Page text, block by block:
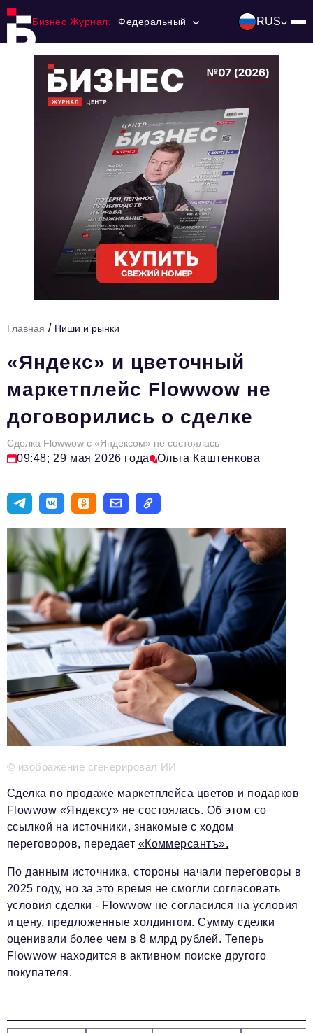
Бизнес Журнал: Федеральный RUS
Ниши и рынки
Технологии и тренды
HR
Персона номера
Юридический практикум
Стиль жизни
Импортозамещение
Эксперты
Авторские материалы
Видео
Телефон редакции: +7 495 727-01-67
Электронные почты редакции:
Информационный отдел
info@business-magazine.online
Отдел рекламы
reklama@business-magazine.online
podpiska@business-magazine.online
Отдел по работе с партнерами
partner@business-magazine.online
Главная / Ниши и рынки
«Яндекс» и цветочный
маркетплейс Flowwow не
договорились о сделке
Сделка Flowwow с «Яндексом» не состоялась
09:48; 29 мая 2026 года Ольга Каштенкова
© изображение сгенерировал ИИ
Сделка по продаже маркетплейса цветов и подарков
Flowwow «Яндексу» не состоялась. Об этом со
ссылкой на источники, знакомые с ходом
переговоров, передает «Коммерсантъ».
По данным источника, стороны начали переговоры в
2025 году, но за это время не смогли согласовать
условия сделки - Flowwow не согласился на условия
и цену, предложенные холдингом. Сумму сделки
оценивали более чем в 8 млрд рублей. Теперь
Flowwow находится в активном поиске другого
покупателя.